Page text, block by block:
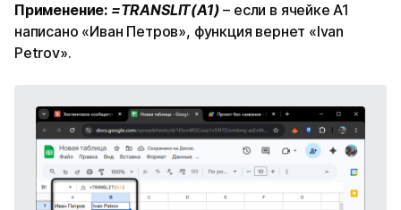
Применение: =TRANSLIT(A1) – если в ячейке A1
написано «Иван Петров», функция вернет «Ivan
Petrov».